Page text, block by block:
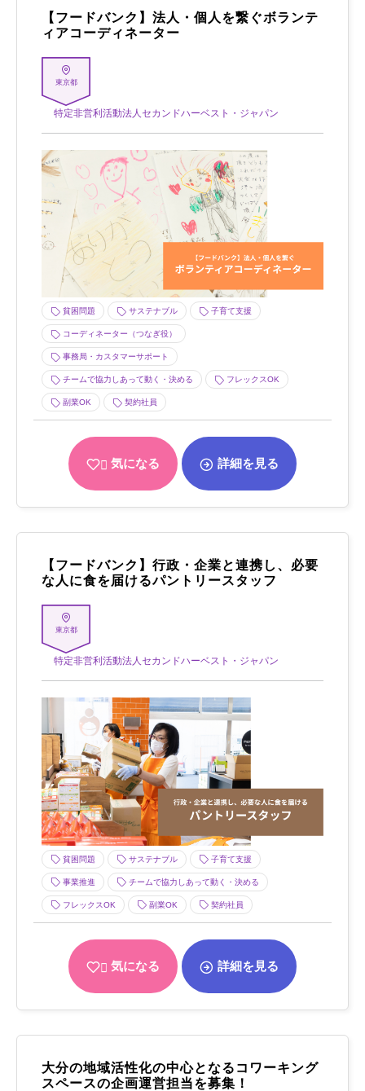
【フードバンク】法人・個人を繋ぐボランテ
ィアコーディネーター
東京都
特定非営利活動法人セカンドハーベスト・ジャパン
貧困問題 サステナブル 子育て支援
コーディネーター（つなぎ役）
事務局・カスタマーサポート
チームで協力しあって動く・決める フレックスOK
副業OK 契約社員
気になる 詳細を見る
【フードバンク】行政・企業と連携し、必要
な人に食を届けるパントリースタッフ
東京都
特定非営利活動法人セカンドハーベスト・ジャパン
貧困問題 サステナブル 子育て支援
事業推進 チームで協力しあって動く・決める
フレックスOK 副業OK 契約社員
気になる 詳細を見る
大分の地域活性化の中心となるコワーキング
スペースの企画運営担当を募集！